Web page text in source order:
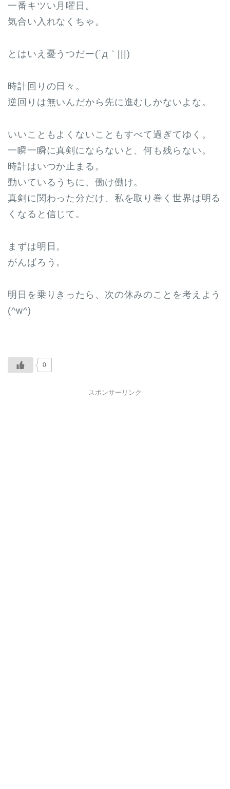
一番キツい月曜日。
気合い入れなくちゃ。
とはいえ憂うつだー(´д｀|||)
時計回りの日々。
逆回りは無いんだから先に進むしかないよな。
いいこともよくないこともすべて過ぎてゆく。
一瞬一瞬に真剣にならないと、何も残らない。
時計はいつか止まる。
動いているうちに、働け働け。
真剣に関わった分だけ、私を取り巻く世界は明る
くなると信じて。
まずは明日。
がんばろう。
明日を乗りきったら、次の休みのことを考えよう
(^w^)
0
スポンサーリンク